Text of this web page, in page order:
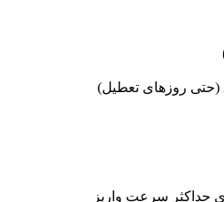
حداکثر سرعت واریز